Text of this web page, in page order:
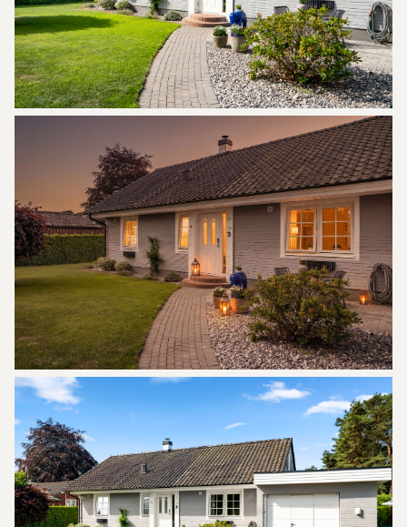
årstid har sin egen charm och där livet får ta lite
mer plats.